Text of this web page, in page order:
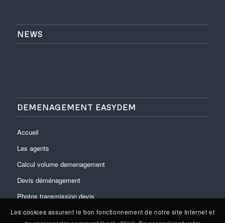
NEWS
DEMENAGEMENT EASYDEM
Accueil
Les agents
Calcul volume demenagement
Devis déménagement
Photos transmission devis
Plan du site
Les cookies assurent le bon fonctionnement de notre site Internet et